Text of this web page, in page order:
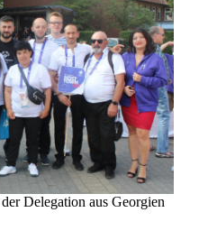
Eckel
Delegation aus Georgien